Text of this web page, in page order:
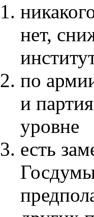
нет,
по
и
уровне
есть